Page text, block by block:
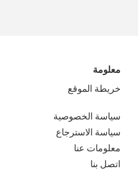
معلومة
خريطة الموقع
سياسة الخصوصية
سياسة الاسترجاع
معلومات عنا
اتصل بنا